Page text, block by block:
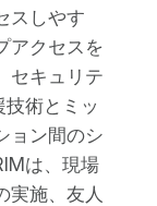
スしやす
アクセスを
セキュリテ
術とミッ
ョン間のシ
は、現場
実施、友人